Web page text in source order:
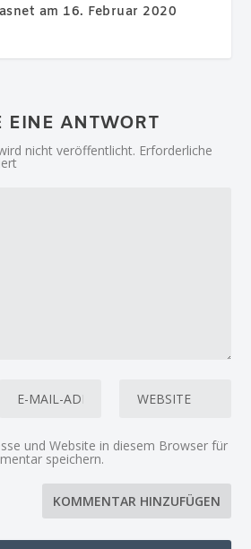
am 16. Februar 2020
EINE ANTWORT
nicht veröffentlicht. Erforderliche
und Website in diesem Browser für
speichern.